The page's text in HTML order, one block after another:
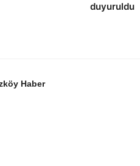
duyuruldu
Haber